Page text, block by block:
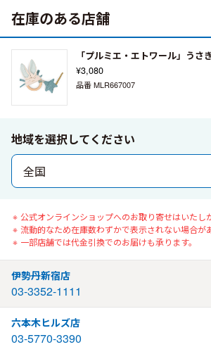
在庫のある店舗
「プルミエ・エトワール」うさ
¥3,080
品番 MLR667007
地域を選択してください
公式オンラインショップへのお取り寄せはいたし
流動的なため在庫数わずかで表示されない場合が
一部店舗では代金引換でのお届けも承ります。
伊勢丹新宿店
03-3352-1111
六本木ヒルズ店
03-5770-3390